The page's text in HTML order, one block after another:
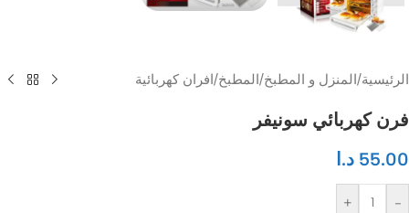
الرئيسية/ المنزل و المطبخ/ المطبخ/ افران كهربائية
فرن كهربائي سونيفر
55.00 د.ا
-
+